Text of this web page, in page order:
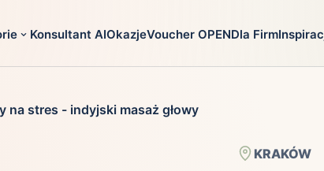
Konsultant AIOkazjeVoucher OPENDla Firm
na stres - indyjski masaż głowy
KRAKÓW